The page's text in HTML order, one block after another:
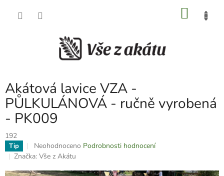
Akátová lavice VZA -
PŮLKULÁNOVÁ - ručně vyrobená
- PK009
192
Tip
Průměrné
hodnocení
je
Neohodnoceno Podrobnosti hodnocení
Značka: Vše z Akátu